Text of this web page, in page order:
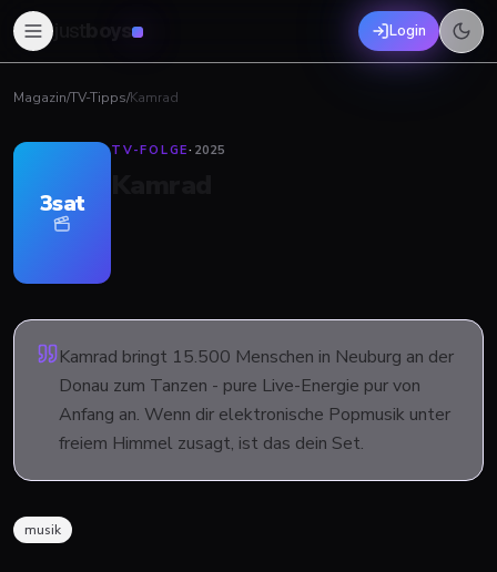
boys Login
Magazin/TV-Tipps/Kamrad
3sat
TV-FOLGE· 2025
Kamrad bringt 15.500 Menschen in Neuburg an der
Donau zum Tanzen - pure Live-Energie pur von
Anfang an. Wenn dir elektronische Popmusik unter
freiem Himmel zusagt, ist das dein Set.
musik